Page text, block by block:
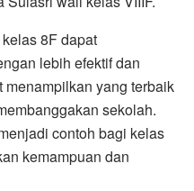
8F dapat
lebih efektif dan
yang terbaik
sekolah.
contoh bagi kelas
kemampuan dan